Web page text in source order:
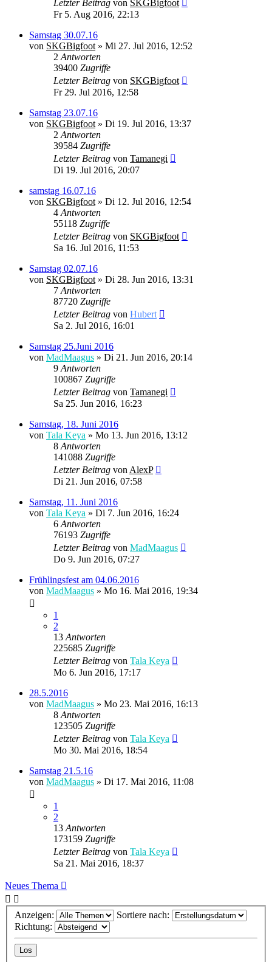
Letzter Beitrag von SKGBigfoot
Fr 5. Aug 2016, 22:13
Samstag 30.07.16
von SKGBigfoot » Mi 27. Jul 2016, 12:52
2 Antworten
39400 Zugriffe
Letzter Beitrag von SKGBigfoot
Fr 29. Jul 2016, 12:58
Samstag 23.07.16
von SKGBigfoot » Di 19. Jul 2016, 13:37
2 Antworten
39584 Zugriffe
Letzter Beitrag von Tamanegi
Di 19. Jul 2016, 20:07
samstag 16.07.16
von SKGBigfoot » Di 12. Jul 2016, 12:54
4 Antworten
55118 Zugriffe
Letzter Beitrag von SKGBigfoot
Sa 16. Jul 2016, 11:53
Samstag 02.07.16
von SKGBigfoot » Di 28. Jun 2016, 13:31
7 Antworten
87720 Zugriffe
Letzter Beitrag von Hubert
Sa 2. Jul 2016, 16:01
Samstag 25.Juni 2016
von MadMaagus » Di 21. Jun 2016, 20:14
9 Antworten
100867 Zugriffe
Letzter Beitrag von Tamanegi
Sa 25. Jun 2016, 16:23
Samstag, 18. Juni 2016
von Tala Keya » Mo 13. Jun 2016, 13:12
8 Antworten
141088 Zugriffe
Letzter Beitrag von AlexP
Di 21. Jun 2016, 07:58
Samstag, 11. Juni 2016
von Tala Keya » Di 7. Jun 2016, 16:24
6 Antworten
76193 Zugriffe
Letzter Beitrag von MadMaagus
Do 9. Jun 2016, 07:27
Frühlingsfest am 04.06.2016
von MadMaagus » Mo 16. Mai 2016, 19:34
1
2
13 Antworten
225685 Zugriffe
Letzter Beitrag von Tala Keya
Mo 6. Jun 2016, 17:17
28.5.2016
von MadMaagus » Mo 23. Mai 2016, 16:13
8 Antworten
123505 Zugriffe
Letzter Beitrag von Tala Keya
Mo 30. Mai 2016, 18:54
Samstag 21.5.16
von MadMaagus » Di 17. Mai 2016, 11:08
1
2
13 Antworten
173159 Zugriffe
Letzter Beitrag von Tala Keya
Sa 21. Mai 2016, 18:37
Neues Thema
Anzeigen:
Sortiere nach:
Richtung: